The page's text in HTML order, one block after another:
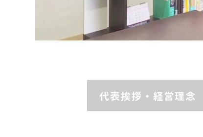
代表挨拶・経営理念